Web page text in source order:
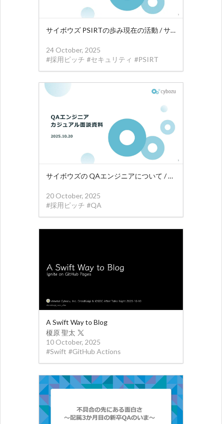
サイボウズ PSIRTの歩み 現在の活動 / サイボウズプロダクトセキュリティエンジニア採用ピッチ資料
24 October, 2025
#採用ピッチ #セキュリティ #PSIRT
サイボウズの QAエンジニアについて / about cybozu QA
20 October, 2025
#採用ピッチ #QA
A Swift Way to Blog
榎原 聖太
10 October, 2025
#Swift #GitHub Actions